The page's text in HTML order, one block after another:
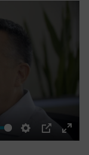
Settings
PIP
Enter